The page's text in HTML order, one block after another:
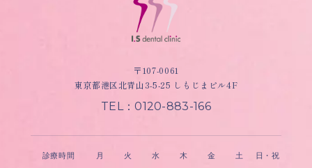
〒107-0061
東京都港区北青山3-5-25 しもじまビル4F
TEL：0120-883-166
診療時間 月 火 水 木 金 土 日・祝